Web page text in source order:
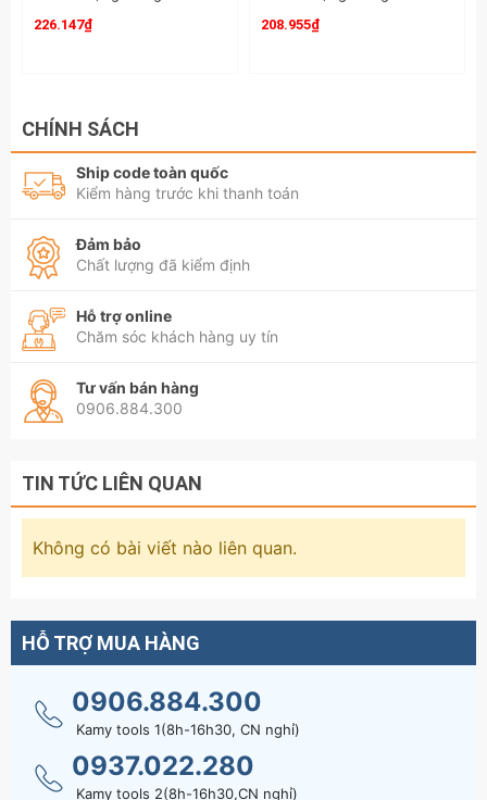
226.147₫ 208.955₫
CHÍNH SÁCH
Ship code toàn quốc
Kiểm hàng trước khi thanh toán
Đảm bảo
Chất lượng đã kiểm định
Hỗ trợ online
Chăm sóc khách hàng uy tín
Tư vấn bán hàng
0906.884.300
TIN TỨC LIÊN QUAN
Không có bài viết nào liên quan.
HỖ TRỢ MUA HÀNG
0906.884.300
Kamy tools 1(8h-16h30, CN nghỉ)
0937.022.280
Kamy tools 2(8h-16h30,CN nghỉ)